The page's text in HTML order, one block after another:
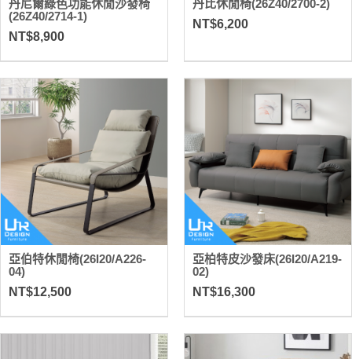
丹尼爾綠色功能休閒沙發椅
(26Z40/2714-1)
NT$8,900
丹比休閒椅(26Z40/2700-2)
NT$6,200
亞伯特休閒椅(26I20/A226-
04)
NT$12,500
亞柏特皮沙發床(26I20/A219-
02)
NT$16,300